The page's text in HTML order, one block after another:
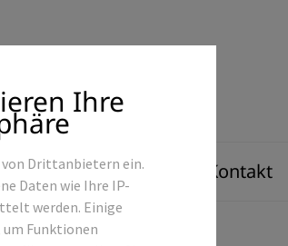
Referenzen Kontakt
Ihre
Drittanbietern ein.
Daten wie Ihre IP-
werden. Einige
um Funktionen